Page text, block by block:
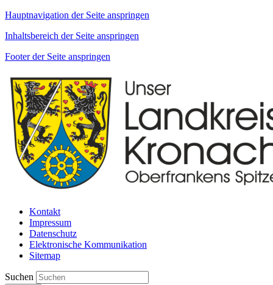
Hauptnavigation der Seite anspringen
Inhaltsbereich der Seite anspringen
Footer der Seite anspringen
Kontakt
Impressum
Datenschutz
Elektronische Kommunikation
Sitemap
Suchen